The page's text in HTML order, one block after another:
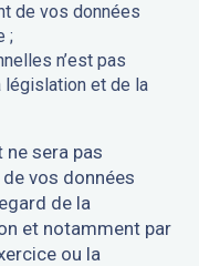
de vos données
;
n’est pas
et de la
ne sera pas
vos données
de la
et notamment par
ou la